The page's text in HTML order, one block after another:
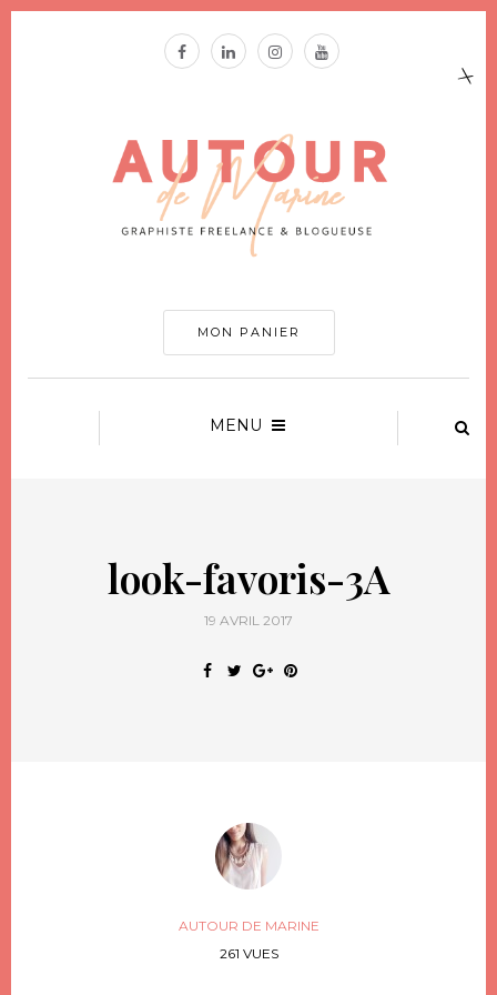
MON PANIER
MENU
look-favoris-3A
19 AVRIL 2017
AUTOUR DE MARINE
261 VUES